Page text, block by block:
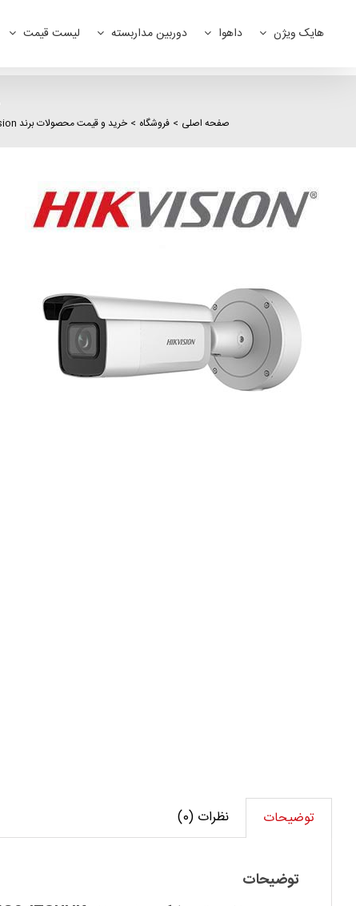
هایک ویژن داهوا دوربین مداربسته لیست قیمت
صفحه اصلی فروشگاه خرید و قیمت محصولات برند hikvision
توضیحات نظرات (0)
توضیحات